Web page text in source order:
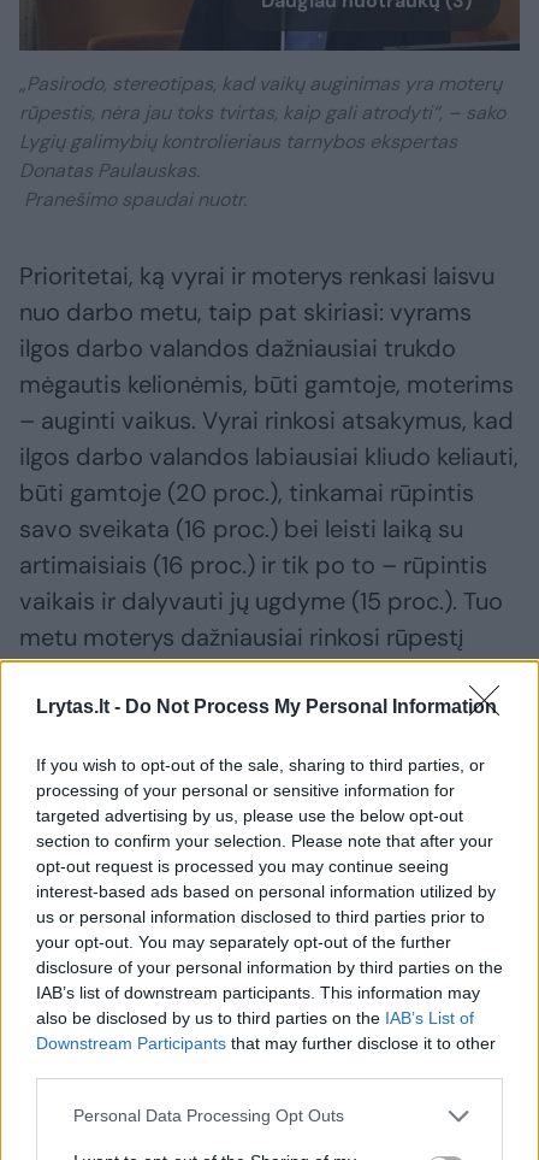
Lrytas.lt - Do Not Process My Personal Information
If you wish to opt-out of the sale, sharing to third parties, or
processing of your personal or sensitive information for
targeted advertising by us, please use the below opt-out
section to confirm your selection. Please note that after your
opt-out request is processed you may continue seeing
interest-based ads based on personal information utilized by
us or personal information disclosed to third parties prior to
your opt-out. You may separately opt-out of the further
disclosure of your personal information by third parties on the
IAB’s list of downstream participants. This information may
also be disclosed by us to third parties on the IAB’s List of
Downstream Participants that may further disclose it to other
Personal Data Processing Opt Outs
„Pasirodo, stereotipas, kad vaikų auginimas yra moterų
rūpestis, nėra jau toks tvirtas, kaip gali atrodyti“, – sako
Lygių galimybių kontrolieriaus tarnybos ekspertas
Donatas Paulauskas.
Pranešimo spaudai nuotr.
Prioritetai, ką vyrai ir moterys renkasi laisvu
nuo darbo metu, taip pat skiriasi: vyrams
ilgos darbo valandos dažniausiai trukdo
mėgautis kelionėmis, būti gamtoje, moterims
– auginti vaikus. Vyrai rinkosi atsakymus, kad
ilgos darbo valandos labiausiai kliudo keliauti,
būti gamtoje (20 proc.), tinkamai rūpintis
savo sveikata (16 proc.) bei leisti laiką su
artimaisiais (16 proc.) ir tik po to – rūpintis
vaikais ir dalyvauti jų ugdyme (15 proc.). Tuo
metu moterys dažniausiai rinkosi rūpestį
vaikais (22 proc.), savo sveikatą (21 proc.) ir
keliones bei gamtą (20 proc.).
Pradėjo socialinę kampaniją
Lygių galimybių kontrolieriaus tarnyba nuo
šiandien pradeda sąmoningumo didinimo
kampaniją „Būti tėčiu – didžiausia dovana“.
Ja siekiama paskatinti vyrus aktyviau
įsitraukti į vaikų auginimą nuo pat pirmų
vaiko gyvenimo dienų. Kampanijos metu dvi
savaites TV ekranuose, radijo stotyse, ir lauko
reklamose bus galima pamatyti socialines